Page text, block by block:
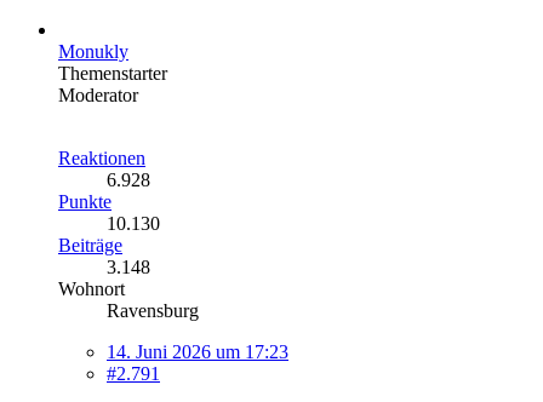
Monukly
Themenstarter
Moderator
Reaktionen
6.928
Punkte
10.130
Beiträge
3.148
Wohnort
Ravensburg
14. Juni 2026 um 17:23
#2.791